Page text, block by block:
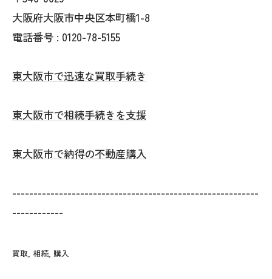
大阪府大阪市中央区本町橋1-8
電話番号 : 0120-78-5155
東大阪市で迅速な買取手続き
東大阪市で相続手続きを支援
東大阪市で納得の不動産購入
----------------------------------------------------------
------------
買取 相続 購入